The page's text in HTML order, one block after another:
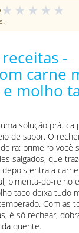
★ ★ ★ ★ ★
-
carne
molho
solução prática
de sabor. O
primeiro você
salgados, que
entra a
pimenta-do-reino
taco deixa tudo
Com as
é só rechear,
quente.